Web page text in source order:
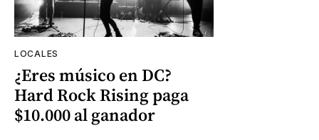
LOCALES
¿Eres músico en DC?
Hard Rock Rising paga
$10.000 al ganador